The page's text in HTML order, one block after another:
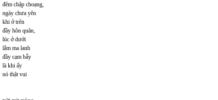
đêm chập choạng,
ngày chưa yên
khi ở trên
đầy hôn quân,
lúc ở dưới
lắm ma lanh
đầy cạm bẫy
là khi ấy
nó thật vui